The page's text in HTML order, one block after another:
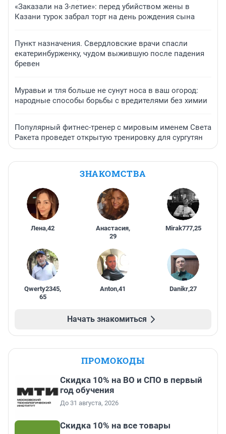
«Заказали на 3-летие»: перед убийством жены в
Казани турок забрал торт на день рождения сына
Пункт назначения. Свердловские врачи спасли
екатеринбурженку, чудом выжившую после падения
бревен
Муравьи и тля больше не сунут носа в ваш огород:
народные способы борьбы с вредителями без химии
Популярный фитнес-тренер с мировым именем Света
Ракета проведет открытую тренировку для сургутян
ЗНАКОМСТВА
Лена,42 Анастасия,
29
Mirak777,25
Qwerty2345,
65
Anton,41 Danikr,27
Начать знакомиться
ПРОМОКОДЫ
Скидка 10% на ВО и СПО в первый
год обучения
До 31 августа, 2026
Скидка 10% на все товары